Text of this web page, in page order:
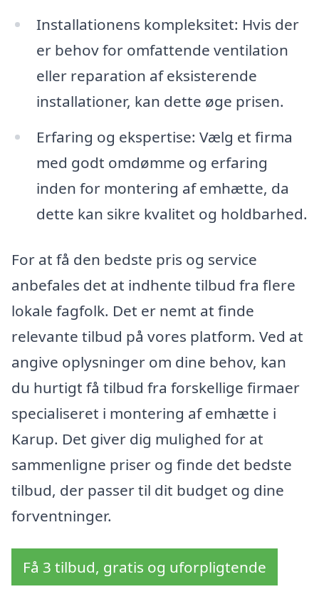
Installationens kompleksitet: Hvis der
er behov for omfattende ventilation
eller reparation af eksisterende
installationer, kan dette øge prisen.
Erfaring og ekspertise: Vælg et firma
med godt omdømme og erfaring
inden for montering af emhætte, da
dette kan sikre kvalitet og holdbarhed.
For at få den bedste pris og service
anbefales det at indhente tilbud fra flere
lokale fagfolk. Det er nemt at finde
relevante tilbud på vores platform. Ved at
angive oplysninger om dine behov, kan
du hurtigt få tilbud fra forskellige firmaer
specialiseret i montering af emhætte i
Karup. Det giver dig mulighed for at
sammenligne priser og finde det bedste
tilbud, der passer til dit budget og dine
forventninger.
Få 3 tilbud, gratis og uforpligtende